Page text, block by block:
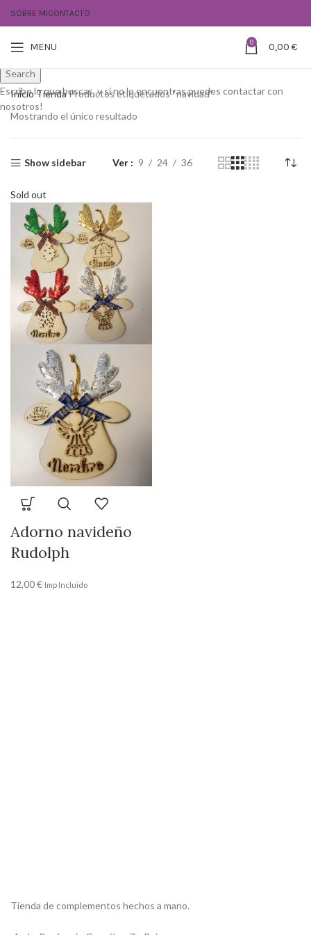
SOBRE MICONTACTO
MENU 0 0,00 €
InicioTiendaProductos etiquetados “navidad”
Mostrando el único resultado
Show sidebar Ver 9 24 36
Sold out
Adorno navideño
Rudolph
12,00€ Imp Incluido
Tienda de complementos hechos a mano.
Search
Escribe lo que buscas, y si no lo encuentras puedes contactar con
nosotros!